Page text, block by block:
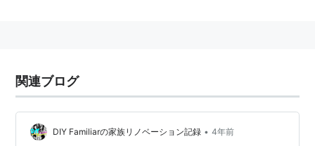
関連ブログ
DIY Familiarの家族リノベーション記録 • 4年前